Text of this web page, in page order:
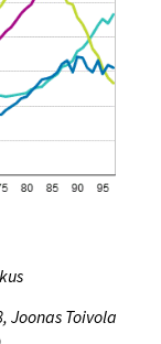
Joonas Toivola